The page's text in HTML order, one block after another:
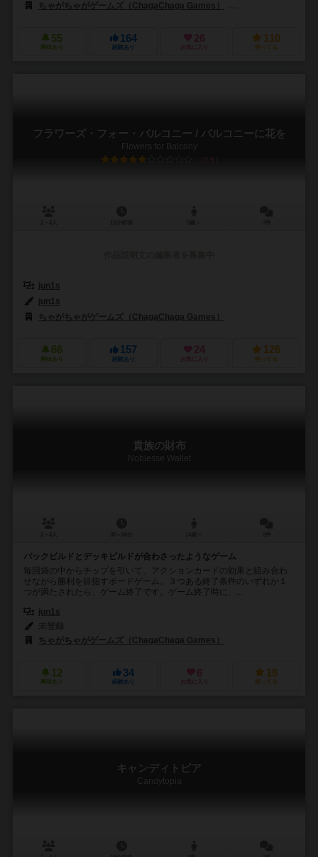
ちゃがちゃがゲームズ（ChagaChaga Games）
55
興味あり
164
経験あり
26
お気に入り
110
持ってる
フラワーズ・フォー・バルコニー / バルコニーに花を
Flowers for Balcony
5.9
jun1s
jun1s
ちゃがちゃがゲームズ（ChagaChaga Games）
66
興味あり
157
経験あり
24
お気に入り
126
持ってる
貴族の財布
Noblesse Wallet
バックビルドとデッキビルドが合わさったようなゲーム
毎回袋の中からチップを引いて、アクションカードの効果と組み合わ
せながら勝利を目指すボードゲーム。３つある終了条件のいずれか１
つが満たされたら、ゲーム終了です。ゲーム終了時に、...
jun1s
ちゃがちゃがゲームズ（ChagaChaga Games）
12
興味あり
34
経験あり
6
お気に入り
18
持ってる
キャンディトピア
Candytopia